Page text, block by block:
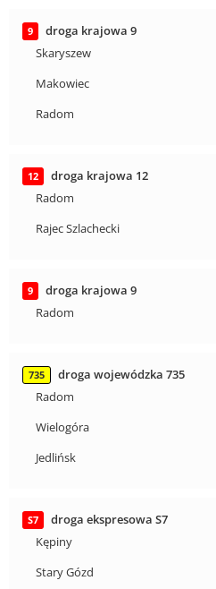
9
droga krajowa 9
Skaryszew
Makowiec
Radom
12
droga krajowa 12
Radom
Rajec Szlachecki
9
droga krajowa 9
Radom
735
droga wojewódzka 735
Radom
Wielogóra
Jedlińsk
S7
droga ekspresowa S7
Kępiny
Stary Gózd